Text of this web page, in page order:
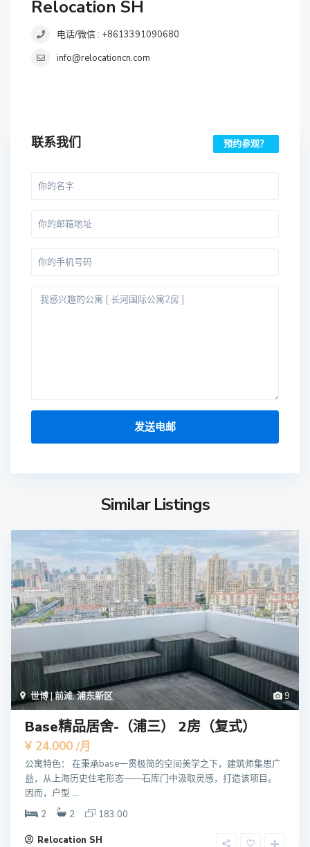
Relocation SH
电话/微信 : +8613391090680
info@relocationcn.com
联系我们 预约参观？
Similar Listings
9
世博 | 前滩,浦东新区
Base精品居舍-（浦三） 2房（复式）
¥ 24.000 /月
公寓特色： 在秉承base一贯极简的空间美学之下，建筑师集思广
益，从上海历史住宅形态——石库门中汲取灵感，打造该项目。
因而，户型 ...
2
2 183.00
Relocation SH